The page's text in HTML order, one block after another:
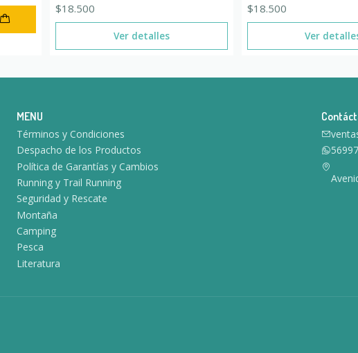
$18.500
Ver detalles
$18.500
Ver
MENU
Términos y Condiciones
Despacho de los Productos
Política de Garantías y Cambios
Running y Trail Running
Seguridad y Rescate
Montaña
Camping
Pesca
Literatura